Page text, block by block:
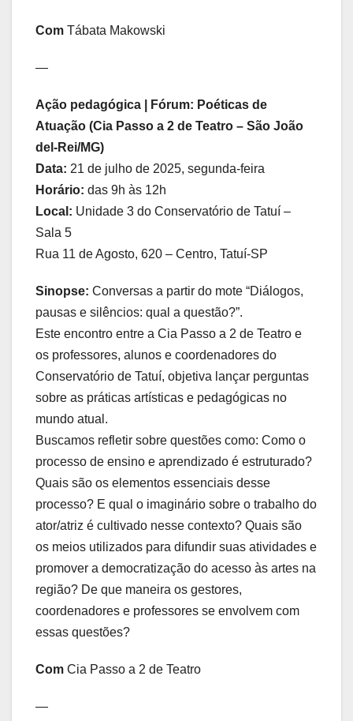
Com Tábata Makowski
—
Ação pedagógica | Fórum: Poéticas de
Atuação (Cia Passo a 2 de Teatro – São João
del-Rei/MG)
Data: 21 de julho de 2025, segunda-feira
Horário: das 9h às 12h
Local: Unidade 3 do Conservatório de Tatuí –
Sala 5
Rua 11 de Agosto, 620 – Centro, Tatuí-SP
Sinopse: Conversas a partir do mote “Diálogos,
pausas e silêncios: qual a questão?”.
Este encontro entre a Cia Passo a 2 de Teatro e
os professores, alunos e coordenadores do
Conservatório de Tatuí, objetiva lançar perguntas
sobre as práticas artísticas e pedagógicas no
mundo atual.
Buscamos refletir sobre questões como: Como o
processo de ensino e aprendizado é estruturado?
Quais são os elementos essenciais desse
processo? E qual o imaginário sobre o trabalho do
ator/atriz é cultivado nesse contexto? Quais são
os meios utilizados para difundir suas atividades e
promover a democratização do acesso às artes na
região? De que maneira os gestores,
coordenadores e professores se envolvem com
essas questões?
Com Cia Passo a 2 de Teatro
—